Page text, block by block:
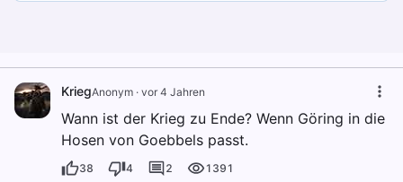
KriegAnonym · vor 4 Jahren
Wann ist der Krieg zu Ende? Wenn Göring in die
Hosen von Goebbels passt.
38 4 2 1391